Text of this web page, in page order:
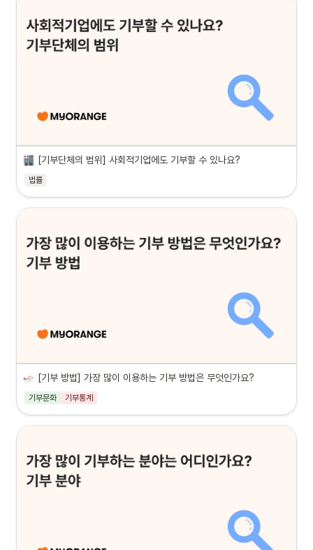
[기부단체의 범위] 사회적기업에도 기부할 수 있나요?
법률
[기부 방법] 가장 많이 이용하는 기부 방법은 무엇인가요?
기부문화 기부통계